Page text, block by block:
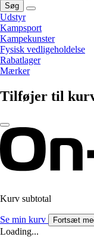
Søg
Udstyr
Kampsport
Kampekunster
Fysisk vedligeholdelse
Rabatlager
Mærker
Tilføjer til
Kurv subtotal
Se min kurv Fortsæt
Loading...